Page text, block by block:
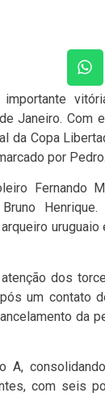
Janeiro. Com
da Copa
por Pedro.
Fernando
Henrique.
uruguaio
dos
um contato
da
A,
com seis